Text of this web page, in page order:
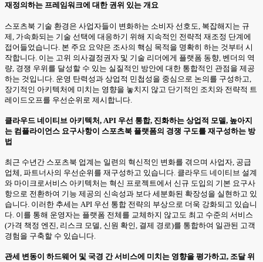
재정의하는 프레임워크에 대한 권위 있는 개요
스포츠북 기술 환경은 사업자들이 변화하는 소비자 선호도, 복잡해지는 규
제, 가속화되는 기술 선택에 대응하기 위해 지속적인 전략적 재조정 단계에
접어들었습니다. 본 주요 요약은 조사의 핵심 목적을 명확히 하는 것부터 시
작합니다. 이는 고위 의사결정권자 및 기술 리더에게 플랫폼 동향, 벤더의 역
량, 경쟁 우위를 달성할 수 있는 실질적인 방안에 대한 통합적인 관점을 제공
하는 것입니다. 운영 탄력성과 상업적 민첩성을 중심으로 논의를 구성하고,
장기적인 아키텍처에 미치는 영향을 놓치지 않고 단기적인 조치와 전략적 트
레이드오프를 우선순위로 제시합니다.
클라우드 네이티브 아키텍처, API 우선 통합, 진화하는 상업적 모델, 높아지
는 컴플라이언스 요구사항이 스포츠북 플랫폼의 경쟁 구도를 재구성하는 방
법
최근 수년간 스포츠북 업계는 일련의 혁신적인 변화를 겪으며 사업자, 공급
업체, 파트너사의 우선순위를 재구성하고 있습니다. 클라우드 네이티브 설계
와 마이크로서비스 아키텍처는 혁신 프로젝트에서 신규 도입의 기본 요구사
항으로 전환하여 기능 제공의 신속성과 보다 세분화된 확장성을 실현하고 있
습니다. 이러한 추세는 API 우선 통합 전략의 부상으로 더욱 강화되고 있습니
다. 이를 통해 운영자는 플랫폼 전체를 교체하지 않고도 최고 수준의 서비스
(가격 책정 엔진, 리스크 모델, 신원 확인, 결제 경로)를 통합하여 일관된 고객
경험을 구축할 수 있습니다.
관세 변동이 하드웨어 및 국경 간 서비스에 미치는 영향을 평가하고, 조달 위